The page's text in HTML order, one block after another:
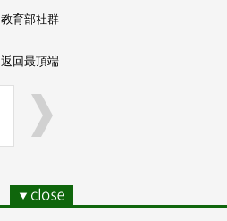
教育部社群
返回最頂端